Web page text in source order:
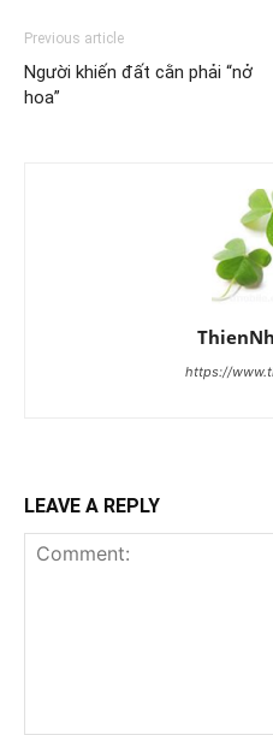
Previous article
Người khiến đất cằn phải “nở
hoa”
https://
LEAVE A REPLY